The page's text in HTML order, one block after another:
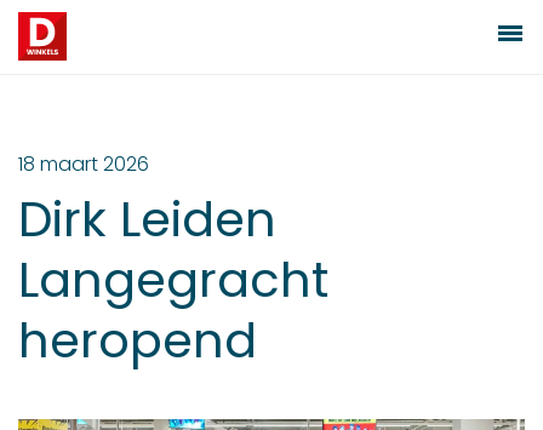
18 maart 2026
Dirk Leiden
Langegracht
heropend